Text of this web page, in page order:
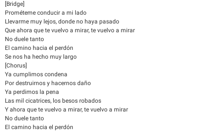
[Bridge]
Prométeme conducir a mi lado
Llevarme muy lejos, donde no haya pasado
Que ahora que te vuelvo a mirar, te vuelvo a mirar
No duele tanto
El camino hacia el perdón
Se nos ha hecho muy largo
[Chorus]
Ya cumplimos condena
Por destruirnos y hacernos daño
Ya perdimos la pena
Las mil cicatrices, los besos robados
Y ahora que te vuelvo a mirar, te vuelvo a mirar
No duele tanto
El camino hacia el perdón